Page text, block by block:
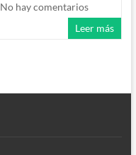
No hay comentarios
Leer más